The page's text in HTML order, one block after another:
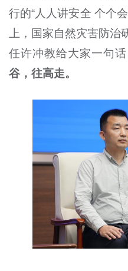
行的“人人讲安全 个个
上，国家自然灾害防
任许冲教给大家一句
谷，往高走。